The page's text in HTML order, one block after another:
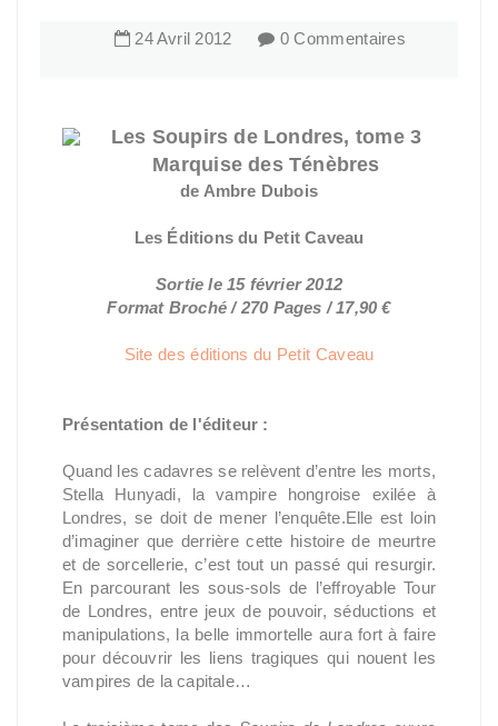
24Avril 2012 0 Commentaires
Les Soupirs de Londres, tome 3
Marquise des Ténèbres
de Ambre Dubois
Les Éditions du Petit Caveau
Sortie le 15 février 2012
Format Broché / 270 Pages / 17,90 €
Site des éditions du Petit Caveau
Présentation de l'éditeur :
Quand les cadavres se relèvent d’entre les morts,
Stella Hunyadi, la vampire hongroise exilée à
Londres, se doit de mener l’enquête.Elle est loin
d’imaginer que derrière cette histoire de meurtre
et de sorcellerie, c’est tout un passé qui resurgir.
En parcourant les sous-sols de l’effroyable Tour
de Londres, entre jeux de pouvoir, séductions et
manipulations, la belle immortelle aura fort à faire
pour découvrir les liens tragiques qui nouent les
vampires de la capitale…